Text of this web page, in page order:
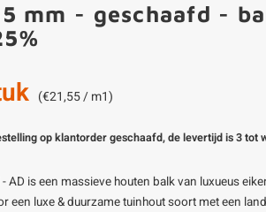
Olie - voor buiten
Impregneer
Olie en lak - voor binnen
Houtvuller
mm - geschaafd -
(€21,55 / m1)
op klantorder geschaafd, de levertijd is 3 tot
AD is een massieve houten balk van luxueus
een luxe & duurzame tuinhout soort met een